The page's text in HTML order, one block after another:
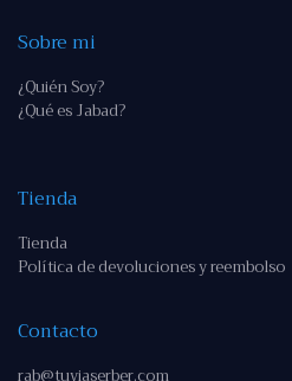
Sobre mi
¿Quién Soy?
¿Qué es Jabad?
Tienda
Tienda
Política de devoluciones y reembolso
Contacto